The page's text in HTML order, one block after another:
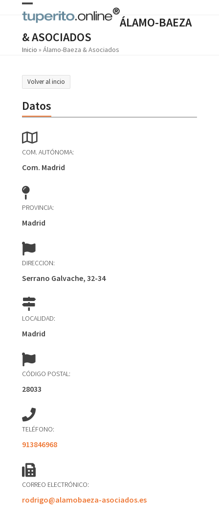
Open
mobile
menu
Close
mobile
menu
ÁLAMO-BAEZA
& ASOCIADOS
Inicio » Álamo-Baeza & Asociados
Volver al incio
Datos
COM. AUTÓNOMA:
Com. Madrid
PROVINCIA:
Madrid
DIRECCION:
Serrano Galvache, 32-34
LOCALIDAD:
Madrid
CÓDIGO POSTAL:
28033
TELÉFONO:
913846968
CORREO ELECTRÓNICO:
rodrigo@alamobaeza-asociados.es